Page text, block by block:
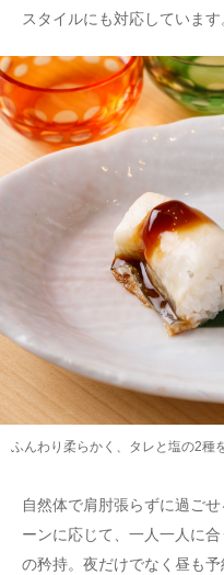
スタイルにも対応しています
ふんわり柔らかく、タレと塩の2種
自然体で肩肘張らずに過ご
ーンに応じて、一人一人に
の矜持。夜だけでなく昼も